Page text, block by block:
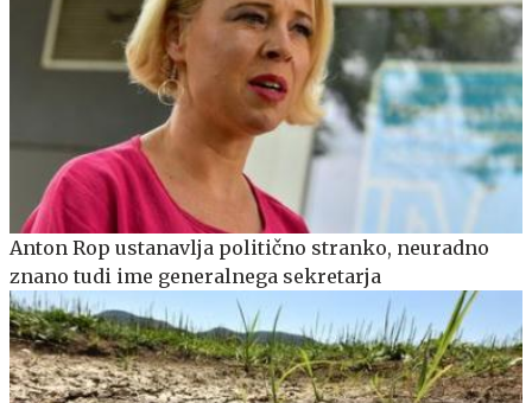
Anton Rop ustanavlja politično stranko, neuradno
znano tudi ime generalnega sekretarja